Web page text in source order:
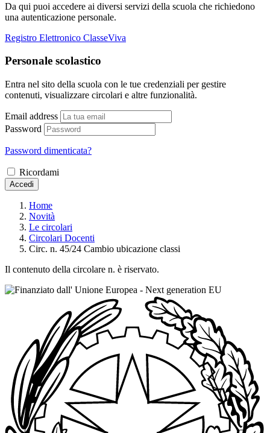
Da qui puoi accedere ai diversi servizi della scuola che richiedono
una autenticazione personale.
Registro Elettronico ClasseViva
Personale scolastico
Entra nel sito della scuola con le tue credenziali per gestire
contenuti, visualizzare circolari e altre funzionalità.
Email address
Password
Password dimenticata?
Ricordami
Accedi
Home
Novità
Le circolari
Circolari Docenti
Circ. n. 45/24 Cambio ubicazione classi
Il contenuto della circolare n. è riservato.